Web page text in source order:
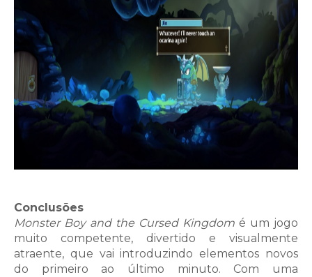
Conclusões
Monster Boy and the Cursed Kingdom é um jogo
muito competente, divertido e visualmente
atraente, que vai introduzindo elementos novos
do primeiro ao último minuto. Com uma